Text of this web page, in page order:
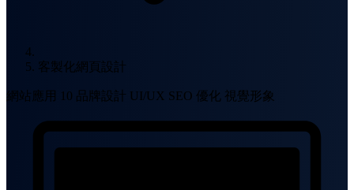
客製化網頁設計
網站應用 10 品牌設計 UI/UX SEO 優化 視覺形象